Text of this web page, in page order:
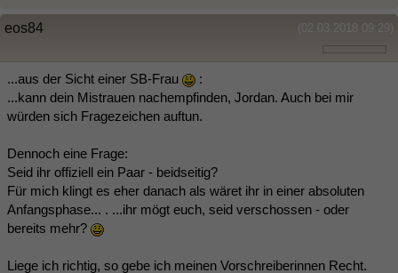
(02.03.2018 09:29)
eos84
...aus der Sicht einer SB-Frau
:
...kann dein Mistrauen nachempfinden, Jordan. Auch bei mir
würden sich Fragezeichen auftun.
Dennoch eine Frage:
Seid ihr offiziell ein Paar - beidseitig?
Für mich klingt es eher danach als wäret ihr in einer absoluten
Anfangsphase... . ...ihr mögt euch, seid verschossen - oder
bereits mehr?
Liege ich richtig, so gebe ich meinen Vorschreiberinnen Recht.